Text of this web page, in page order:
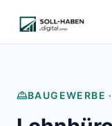
BAUGEWERBE ·
Finanzbuchhaltung
E-Rechnung und
Branchenlösungen